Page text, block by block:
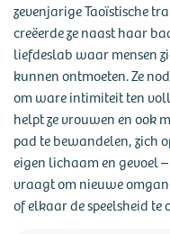
zevenjarige Taoïstische
creëerde ze naast haar
liefdeslab waar mensen
kunnen ontmoeten. Ze
om ware intimiteit ten
helpt ze vrouwen en ook
pad te bewandelen, zich
eigen lichaam en gevoel
vraagt om nieuwe
of elkaar de speelsheid te